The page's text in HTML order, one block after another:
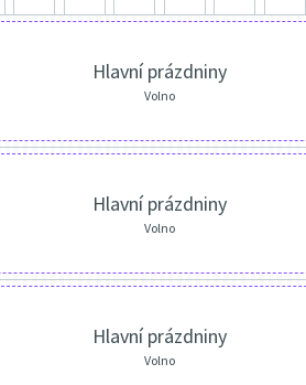
Hlavní prázdniny
Volno
Hlavní prázdniny
Volno
Hlavní prázdniny
Volno